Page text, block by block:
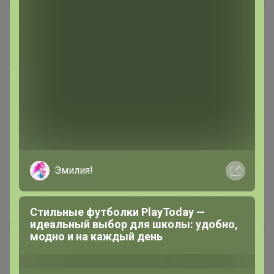
23 мая, 2025 13:20
МамаАнна Автор уже получил заказ!
ОлесяДм